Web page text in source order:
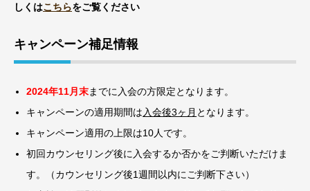
しくはこちらをご覧ください
キャンペーン補足情報
2024年11月末までに入会の方限定となります。
キャンペーンの適用期間は 入会後3ヶ月 となります。
キャンペーン適用の上限は10人です。
初回カウンセリング後に入会するか否かをご判断いただけま
す。（カウンセリング後1週間以内にご判断下さい）